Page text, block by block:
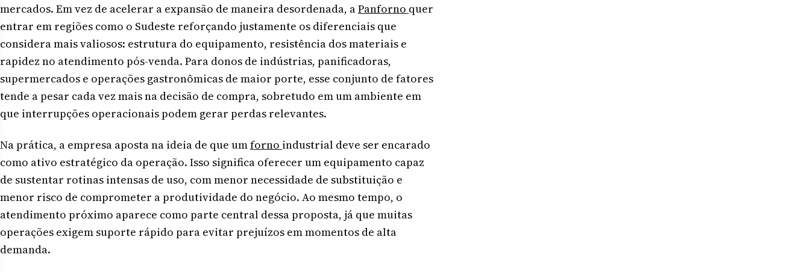
mercados. Em vez de acelerar a expansão de maneira desordenada, aPanforno quer
entrar em regiões como o Sudeste reforçando justamente os diferenciais que
considera mais valiosos: estrutura do equipamento, resistência dos materiais e
rapidez no atendimento pós-venda. Para donos de indústrias, panificadoras,
supermercados e operações gastronômicas de maior porte, esse conjunto de fatores
tende a pesar cada vez mais na decisão de compra, sobretudo em um ambiente em
que interrupções operacionais podem gerar perdas relevantes.
Na prática, a empresa aposta na ideia de que umforno industrial deve ser encarado
como ativo estratégico da operação. Isso significa oferecer um equipamento capaz
de sustentar rotinas intensas de uso, com menor necessidade de substituição e
menor risco de comprometer a produtividade do negócio. Ao mesmo tempo, o
atendimento próximo aparece como parte central dessa proposta, já que muitas
operações exigem suporte rápido para evitar prejuízos em momentos de alta
demanda.